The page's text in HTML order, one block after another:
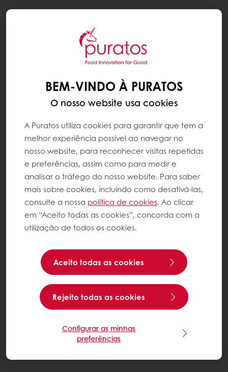
BOLA DE BERLIM COM NOZ E CANELA
BEM-VINDO À PURATOS
O nosso website usa cookies
A Puratos utiliza cookies para garantir que tem a
melhor experiência possível ao navegar no
nosso website, para reconhecer visitas repetidas
e preferências, assim como para medir e
analisar o tráfego do nosso website. Para saber
mais sobre cookies, incluindo como desativá-las,
consulte a nossa política de cookies. Ao clicar
em “Aceito todas as cookies”, concorda com a
utilização de todos os cookies.
Aceito todas as cookies
Rejeito todas as cookies
Configurar as minhas
preferências